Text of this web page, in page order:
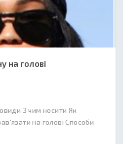
на голові
З чим носити Як
на голові Способи